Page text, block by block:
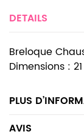
DETAILS
Breloque
Dimensions :
PLUS
AVIS